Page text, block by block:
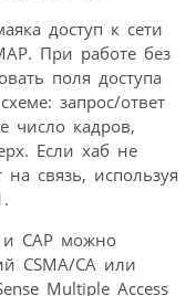
доступ к сети
При работе без
поля доступа
запрос/ответ
число кадров,
Если хаб не
связь, используя
и САР можно
CSMA/CA или
Multiple Access